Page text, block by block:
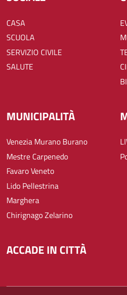
CASA
SCUOLA
SERVIZIO CIVILE
SALUTE
MUNICIPALITÀ
Venezia Murano Burano
Mestre Carpenedo
Favaro Veneto
Lido Pellestrina
Marghera
Chirignago Zelarino
ACCADE IN CITTÀ